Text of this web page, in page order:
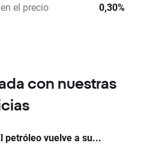
el precio 0,30%
con nuestras
petróleo vuelve a su...